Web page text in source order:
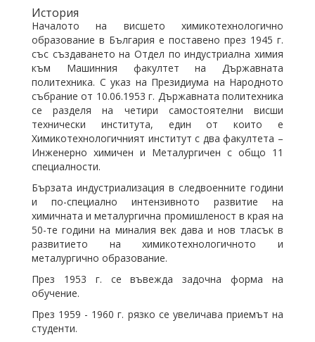
История
Началото на висшето химикотехнологично
образование в България е поставено през 1945 г.
със създаването на Отдел по индустриална химия
към Машинния факултет на Държавната
политехника. С указ на Президиума на Народното
събрание от 10.06.1953 г. Държавната политехника
се разделя на четири самостоятелни висши
технически института, един от които е
Химикотехнологичният институт с два факултета –
Инженерно химичен и Металургичен с общо 11
специалности.
Бързата индустриализация в следвоенните години
и по-специално интензивното развитие на
химичната и металургична промишленост в края на
50-те години на миналия век дава и нов тласък в
развитието на химикотехнологичното и
металургично образование.
През 1953 г. се въвежда задочна форма на
обучение.
През 1959 - 1960 г. рязко се увеличава приемът на
студенти.